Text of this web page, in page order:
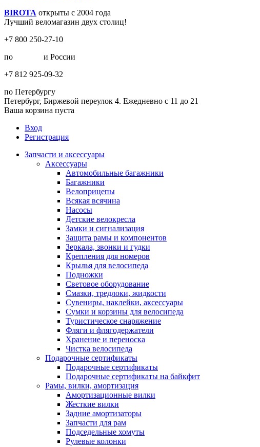
BIROTA открыты с 2004 года
Лучший веломагазин двух столиц!
+7 800 250-27-10
по
и России
+7 812 925-09-32
по Петербургу
Петербург, Биржевой переулок 4. Ежедневно с 11 до 21
Ваша корзина пуста
Вход
Регистрация
Запчасти и аксессуары
Аксессуары
Автомобильные багажники
Багажники
Велоприцепы
Всякая всячина
Насосы
Детские велокресла
Замки и сигнализация
Защита рамы и компонентов
Зеркала, звонки и гудки
Крепления для номеров
Крылья для велосипеда
Подножки
Световое оборудование
Смазки, тредлоки, жидкости
Сувениры, наклейки, аксессуары
Сумки и корзины для велосипеда
Туристическое снаряжение
Фляги и флягодержатели
Хранение и переноска
Чистка велосипеда
Подарочные сертификаты
Подарочные сертификаты
Подарочные сертификаты на байкфит
Рамы, вилки, амортизация
Амортизационные вилки
Жесткие вилки
Задние амортизаторы
Запчасти для рам
Подседельные хомуты
Рулевые колонки